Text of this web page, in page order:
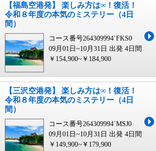
【福島空港発】 楽しみ方は∞！復活！
令和８年度の本気のミステリー（4日
間）
コース番号264309994`FKS0
09月01日~10月31日 出発 4日間
￥154,900~￥184,900
【三沢空港発】 楽しみ方は∞！復活！
令和８年度の本気のミステリー（4日
間）
コース番号264309994`MSJ0
09月01日~10月31日 出発 4日間
￥149,900~￥179,900